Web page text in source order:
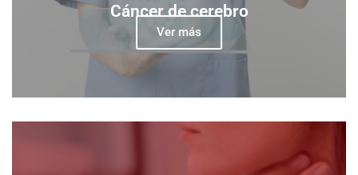
Cáncer de cerebro
Ver más